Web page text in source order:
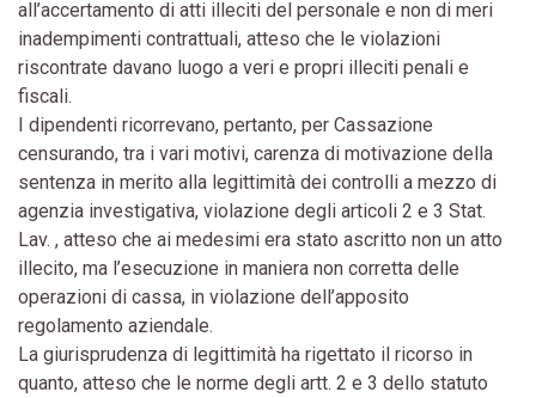
all’accertamento di atti illeciti del personale e non di meri
inadempimenti contrattuali, atteso che le violazioni
riscontrate davano luogo a veri e propri illeciti penali e
fiscali.
I dipendenti ricorrevano, pertanto, per Cassazione
censurando, tra i vari motivi, carenza di motivazione della
sentenza in merito alla legittimità dei controlli a mezzo di
agenzia investigativa, violazione degli articoli 2 e 3 Stat.
Lav. , atteso che ai medesimi era stato ascritto non un atto
illecito, ma l’esecuzione in maniera non corretta delle
operazioni di cassa, in violazione dell’apposito
regolamento aziendale.
La giurisprudenza di legittimità ha rigettato il ricorso in
quanto, atteso che le norme degli artt. 2 e 3 dello statuto